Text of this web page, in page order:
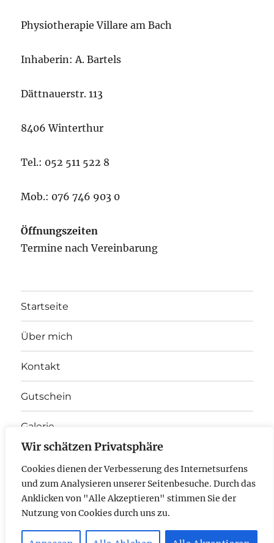
Wir schätzen Privatsphäre
Cookies dienen der Verbesserung des Internetsurfens
und zum Analysieren unserer Seitenbesuche. Durch das
Anklicken von "Alle Akzeptieren" stimmen Sie der
Nutzung von Cookies durch uns zu.
Physiotherapie Villare am Bach
Inhaberin: A. Bartels
Dättnauerstr. 113
8406 Winterthur
Tel.: 052 511 522 8
Mob.: 076 746 903 0
Öffnungszeiten
Termine nach Vereinbarung
Startseite
Über mich
Kontakt
Gutschein
Galerie
anzeigen
E-
Mail